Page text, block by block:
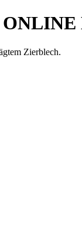
Zierblech.